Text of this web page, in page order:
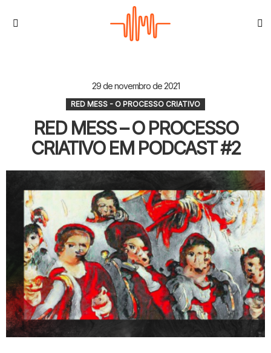
29 de novembro de 2021
RED MESS - O PROCESSO CRIATIVO
RED MESS – O PROCESSO
CRIATIVO EM PODCAST #2